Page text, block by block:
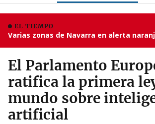
EL TIEMPO
Varias zonas de Navarra en alerta
El Parlamento
ratifica la primera
mundo sobre
artificial